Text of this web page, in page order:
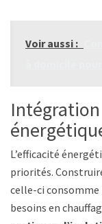
Voir aussi :
Intégration
L’efficacité
priorités.
celle-ci consomme
besoins en